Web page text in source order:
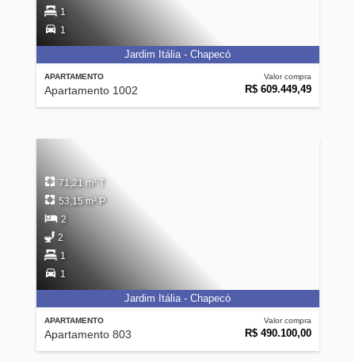
APARTAMENTO
Apartamento 1002
Valor compra
R$ 609.449,49
1
1
Jardim Itália - Chapecó
APARTAMENTO
Apartamento 803
Valor compra
R$ 490.100,00
71,21 m² T
53,15 m² P
2
2
1
1
Jardim Itália - Chapecó